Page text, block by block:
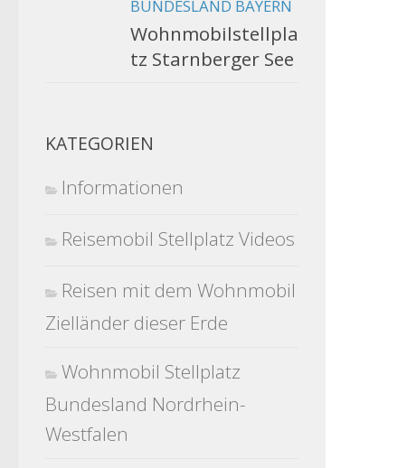
BUNDESLAND BAYERN
Wohnmobilstellpla
tz Starnberger See
KATEGORIEN
Informationen
Reisemobil Stellplatz Videos
Reisen mit dem Wohnmobil
Zielländer dieser Erde
Wohnmobil Stellplatz
Bundesland Nordrhein-
Westfalen